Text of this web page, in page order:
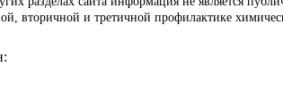
вторичной и третичной профилактике